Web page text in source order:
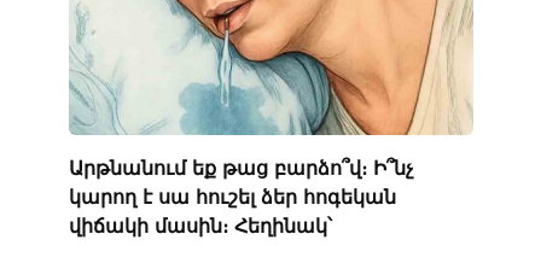
Արթնանում եք թաց բարձո՞վ։ Ի՞նչ
կարող է սա հուշել ձեր հոգեկան
վիճակի մասին։ Հեղինակ՝